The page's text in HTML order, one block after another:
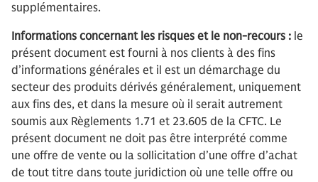
supplémentaires.
Informations concernant les risques et le non-recours : le
présent document est fourni à nos clients à des fins
d’informations générales et il est un démarchage du
secteur des produits dérivés généralement, uniquement
aux fins des, et dans la mesure où il serait autrement
soumis aux Règlements 1.71 et 23.605 de la CFTC. Le
présent document ne doit pas être interprété comme
une offre de vente ou la sollicitation d’une offre d’achat
de tout titre dans toute juridiction où une telle offre ou